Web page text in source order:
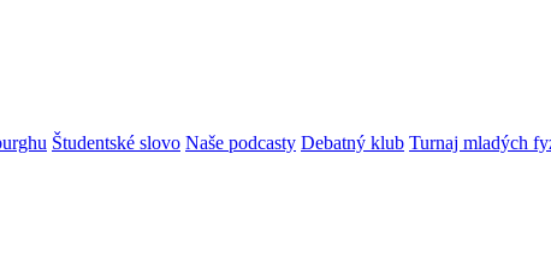
Študentské slovo Naše podcasty Debatný klub Turnaj mladých